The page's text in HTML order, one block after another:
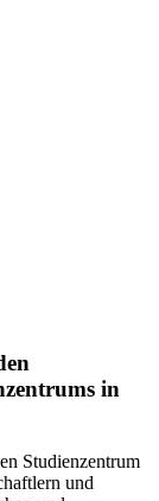
in
Studienzentrum
und